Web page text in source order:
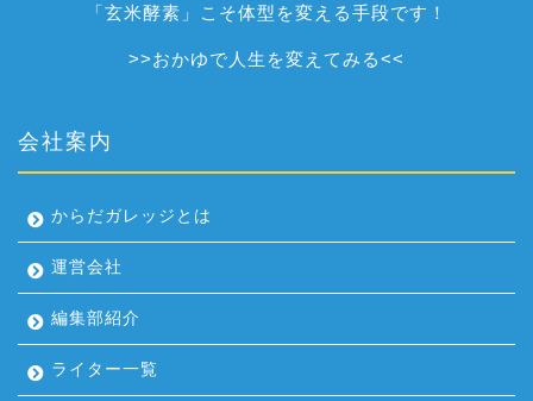
「玄米酵素」こそ体型を変える手段です！
>>おかゆで人生を変えてみる<<
会社案内
からだガレッジとは
運営会社
編集部紹介
ライター一覧